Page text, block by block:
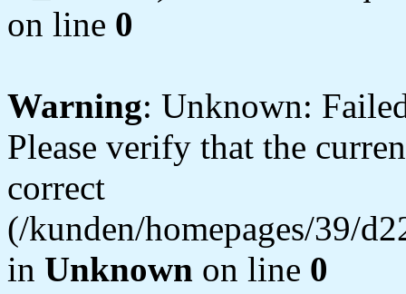
on line 0
Warning: Unknown:
Please verify that the
correct
(/kunden/homepages/39/
in Unknown on line 0